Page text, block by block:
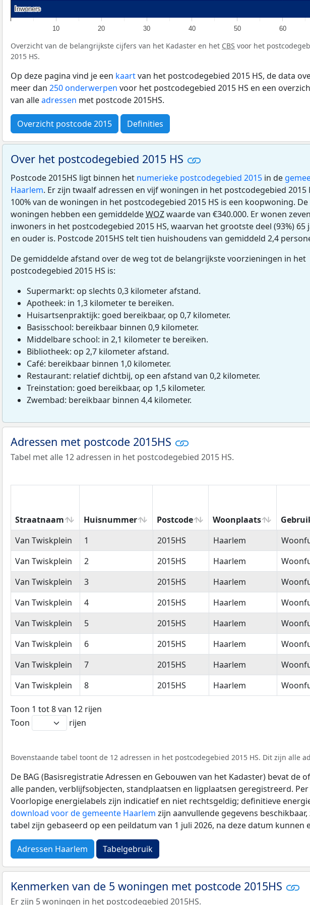
10 20 30 40 50 60
Inwoners
Inwoners
Overzicht van de belangrijkste cijfers van het Kadaster en het CBS voor het
2015 HS.
Op deze pagina vind je een kaartvan het postcodegebied 2015 HS, de data
meer dan 250 onderwerpen voor het postcodegebied 2015 HS en een
van alleadressen met postcode 2015HS.
Overzicht postcode 2015 Definities
Over het postcodegebied 2015 HS
Postcode 2015HS ligt binnen het numerieke postcodegebied 2015 in de
Haarlem. Er zijn twaalf adressen en vijf woningen in het postcodegebied 2015
100% van de woningen in het postcodegebied 2015 HS is een koopwoning. De
woningen hebben een gemiddeldeWOZwaarde van €340.000. Er wonen
inwoners in het postcodegebied 2015 HS, waarvan het grootste deel (93%) 65
en ouder is. Postcode 2015HS telt tien huishoudens van gemiddeld 2,4
De gemiddelde afstand over de weg tot de belangrijkste voorzieningen in het
postcodegebied 2015 HS is:
Supermarkt: op slechts 0,3 kilometer afstand.
Apotheek: in 1,3 kilometer te bereiken.
Huisartsenpraktijk: goed bereikbaar, op 0,7 kilometer.
Basisschool: bereikbaar binnen 0,9 kilometer.
Middelbare school: in 2,1 kilometer te bereiken.
Bibliotheek: op 2,7 kilometer afstand.
Café: bereikbaar binnen 1,0 kilometer.
Restaurant: relatief dichtbij, op een afstand van 0,2 kilometer.
Treinstation: goed bereikbaar, op 1,5 kilometer.
Zwembad: bereikbaar binnen 4,4 kilometer.
Adressen met postcode 2015HS
Tabel met alle 12 adressen in het postcodegebied 2015 HS.
Straatnaam Huisnummer Postcode Woonplaats
Straatnaam
Huisnummer Postcode Woonplaats
Van Twiskplein 1 2015HS Haarlem
Van Twiskplein
2 2015HS Haarlem
Van Twiskplein
3 2015HS Haarlem
Van Twiskplein
4 2015HS Haarlem
Van Twiskplein
5 2015HS Haarlem
Van Twiskplein
6 2015HS Haarlem
Van Twiskplein
7 2015HS Haarlem
Van Twiskplein
8 2015HS Haarlem
Toon 1 tot 8 van 12 rijen
Toon
rijen
Bovenstaande tabel toont de 12 adressen in het postcodegebied 2015 HS. Dit zijn alle
De BAG (Basisregistratie Adressen en Gebouwen van het Kadaster) bevat
alle panden, verblijfsobjecten, standplaatsen en ligplaatsen geregistreerd.
Voorlopige energielabels zijn indicatief en niet rechtsgeldig; definitieve
download voor de gemeente Haarlem zijn aanvullende gegevens
tabel zijn gebaseerd op een peildatum van 1 juli 2026, na deze datum
Adressen Haarlem Tabelgebruik
Kenmerken van de 5 woningen met postcode 2015HS
Er zijn 5 woningen in het postcodegebied 2015HS.